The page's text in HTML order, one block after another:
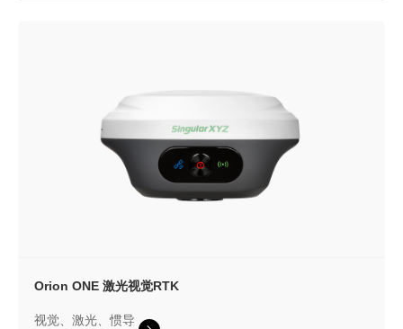
Orion ONE 激光视觉RTK
视觉、激光、惯导